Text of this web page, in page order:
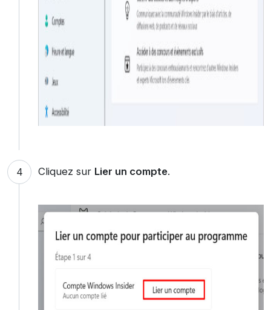
Cliquez sur Lier un compte.